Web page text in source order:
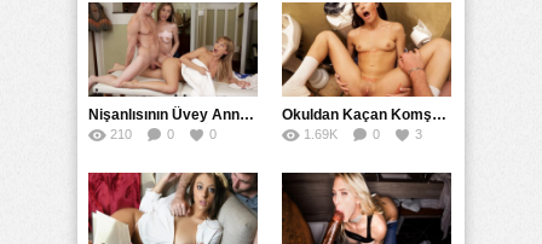
Nişanlısının Üvey Annesine Masaj Yaparken Yarağı Kaydı
210 0 0
Okuldan Kaçan Komşu Kızını Bakire Sanıp Götten Sikti
1.69K 0 3